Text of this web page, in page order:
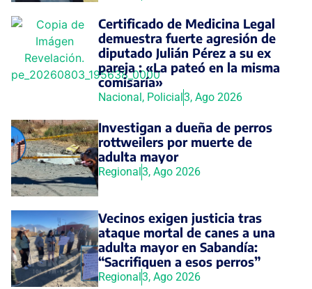
Certificado de Medicina Legal
demuestra fuerte agresión de
diputado Julián Pérez a su ex
pareja : «La pateó en la misma
comisaría»
Nacional , Policial 3, Ago 2026
Investigan a dueña de perros
rottweilers por muerte de
adulta mayor
Regional 3, Ago 2026
Vecinos exigen justicia tras
ataque mortal de canes a una
adulta mayor en Sabandía:
“Sacrifiquen a esos perros”
Regional 3, Ago 2026